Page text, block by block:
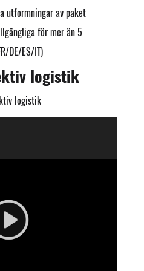
utformningar av paket
för mer än 5
DE/ES/IT)
logistik
logistik